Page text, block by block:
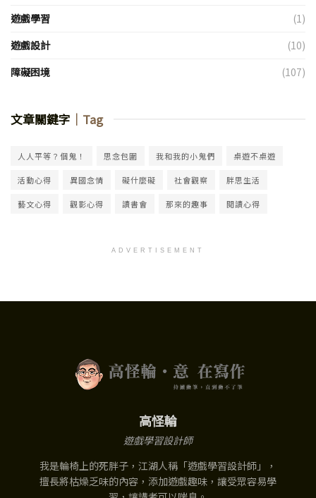
遊戲學習
(1)
遊戲設計
(10)
障礙困境
(107)
文章關鍵字 ｜Tag
人人平等？個鬼！ 思念包圍 我和我的小鬼們 桌遊不桌遊
活動心得 異國念情 礙什麼礙 社會觀察 胖思生活
藝文心得 觀影心得 讀書會 那來的趣事 閱讀心得
ADVERTISEMENT
高怪輪
遊戲學習設計師
我是輪椅上的死胖子，江湖人稱「遊戲學習設計師」，
擅長將枯燥乏味的內容，添加遊戲趣味，讓受眾容易學